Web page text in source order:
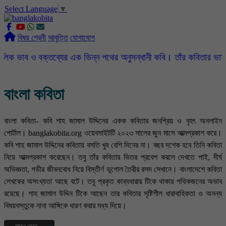
Select Language ▼
বিষয় শ্রেনী আবৃত্তি যোগাযোগ
বক্তব্যের এক ভিন্ন পথের অনুসন্ধানী কবি। তাঁর
বাংলা কবিতা
বাংলা কবিতা- কবি শাহ জামাল উদ্দিনের একক কবিতার জনপ্রিয় ও বৃহৎ অনলাইন
পোর্টাল। banglakobita.org ওয়েবসাইটটি ২০২৩ সালের জুন মাসে আত্মপ্রকাশ করে।
কবি শাহ জামাল উদ্দিনের কবিতায় বসতি খুব বেশি দিনের না। বছর দশেক হবে তিনি কবিতা
নিয়ে আত্মপ্রকাশ করেছেন। তবু তাঁর কবিতার ভিতর প্রবেশ করলে দেখতে পাই, দীর্ঘ
অভিজ্ঞতা, গভীর জীবনবোধ নিয়ে বিস্তীর্ণ ভূগোল তৈরীর রসদ সেখানে। বাংলাদেশে কবিতা
লেখকের অসংখ্যতা আছে বটে। তবু প্রকৃত কাব্যধারায় টিকে থাকার পথিকজনের অভাব
রয়েছে। শাহ জামাল উদ্দিন টিকে আছেন তার কবিতার সৃষ্টিশীল ধারাবাহিকতা ও অনন্য
বিষয়বস্তুকে নানা আঙ্গিকে ধারণ করার মধ্য দিয়ে।